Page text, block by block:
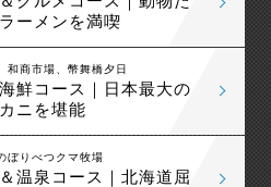
ーメンを満喫
和商市場、幣舞橋夕日
鮮コース｜日本最大の
ニを堪能
ぼりべつクマ牧場
温泉コース｜北海道屈